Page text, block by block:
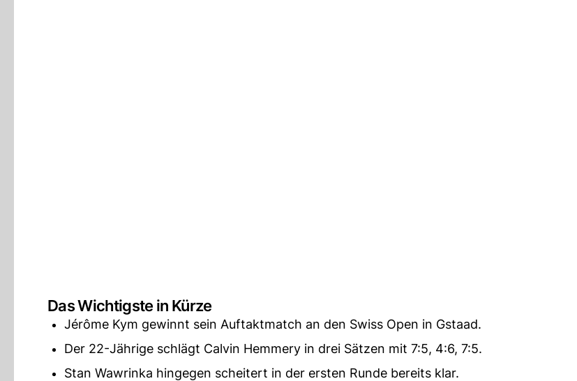
Das Wichtigste in Kürze
Jérôme Kym gewinnt sein Auftaktmatch an den Swiss Open in Gstaad.
Der 22-Jährige schlägt Calvin Hemmery in drei Sätzen mit 7:5, 4:6, 7:5.
Stan Wawrinka hingegen scheitert in der ersten Runde bereits klar.